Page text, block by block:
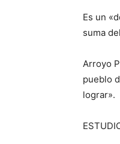
Es un
suma
Arroyo
pueblo
lograr».